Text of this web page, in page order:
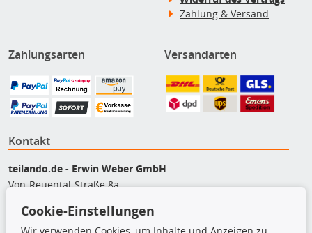
Zahlung & Versand
Zahlungsarten Versandarten
Kontakt
teilando.de - Erwin Weber GmbH
Von-Reuental-Straße 8a
+49 (0) 8165 / 5093200
Cookie-Einstellungen